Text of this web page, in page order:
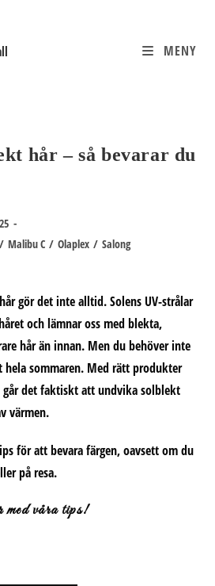
MENY
hår – så bevarar du
/ Malibu C / Olaplex / Salong
gör det inte alltid. Solens UV-strålar
och lämnar oss med blekta,
hår än innan. Men du behöver inte
hela sommaren. Med rätt produkter
går det faktiskt attundvika solblekt
värmen.
för att bevara färgen, oavsett om du
på resa.
våra tips!